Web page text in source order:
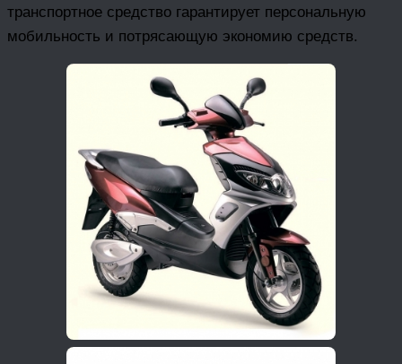
транспортное средство гарантирует персональную
мобильность и потрясающую экономию средств.